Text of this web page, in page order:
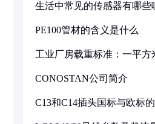
生活中常见的传感器有哪些
PE100管材的含义是什么
工业厂房载重标准：一平方
CONOSTAN公司简介
C13和C14插头国标与欧标